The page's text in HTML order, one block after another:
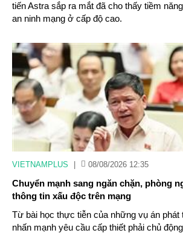
tiến Astra sắp ra mắt đã cho thấy tiềm
an ninh mạng ở cấp độ cao.
VIETNAMPLUS 08/08/2026 12:35
Chuyển mạnh sang ngăn chặn, phòng
thông tin xấu độc trên mạng
Từ bài học thực tiễn của những vụ án phát
nhấn mạnh yêu cầu cấp thiết phải chủ